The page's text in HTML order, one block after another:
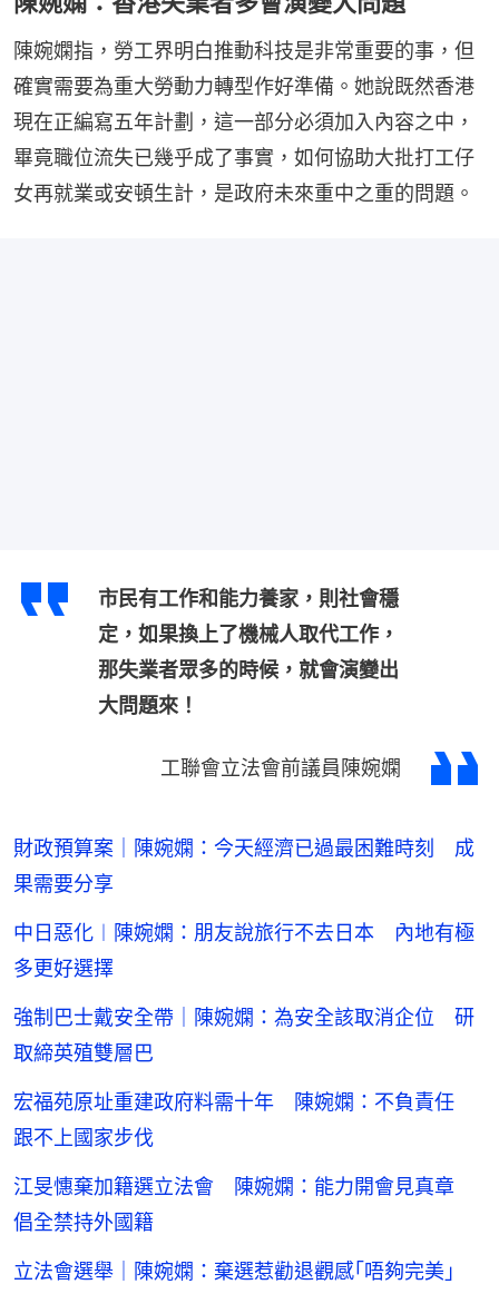
陳婉嫻指，勞工界明白推動科技是非常重要的事，但
確實需要為重大勞動力轉型作好準備。她說既然香港
現在正編寫五年計劃，這一部分必須加入內容之中，
畢竟職位流失已幾乎成了事實，如何協助大批打工仔
女再就業或安頓生計，是政府未來重中之重的問題。
市民有工作和能力養家，則社會穩
定，如果換上了機械人取代工作，
那失業者眾多的時候，就會演變出
大問題來！
工聯會立法會前議員陳婉嫻
財政預算案｜陳婉嫻：今天經濟已過最困難時刻 成
果需要分享
中日惡化︱陳婉嫻：朋友說旅行不去日本 內地有極
多更好選擇
強制巴士戴安全帶｜陳婉嫻：為安全該取消企位 研
取締英殖雙層巴
宏福苑原址重建政府料需十年 陳婉嫻：不負責任
跟不上國家步伐
江旻憓棄加籍選立法會 陳婉嫻：能力開會見真章
倡全禁持外國籍
立法會選舉｜陳婉嫻：棄選惹勸退觀感｢唔夠完美｣